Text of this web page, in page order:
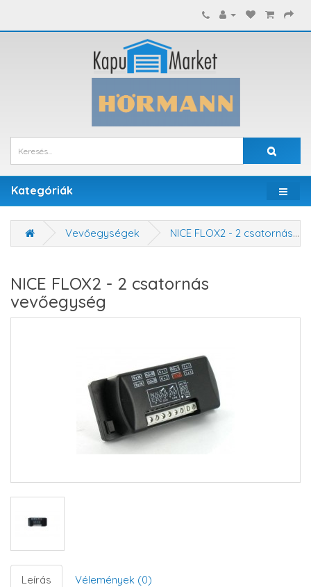
Kategóriák
Vevőegységek NICE FLOX2 - 2 csatornás vevőegység
NICE FLOX2 - 2 csatornás
vevőegység
Leírás Vélemények (0)